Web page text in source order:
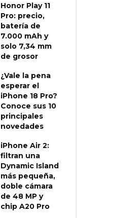
Honor Play 11
Pro: precio,
batería de
7.000 mAh y
solo 7,34 mm
de grosor
¿Vale la pena
esperar el
iPhone 18 Pro?
Conoce sus 10
principales
novedades
iPhone Air 2:
filtran una
Dynamic Island
más pequeña,
doble cámara
de 48 MP y
chip A20 Pro